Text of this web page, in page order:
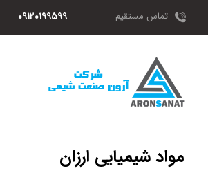
تماس مستقیم ۰۹۱۲۰۱۹۹۵۹۹
مواد شیمیایی ارزان